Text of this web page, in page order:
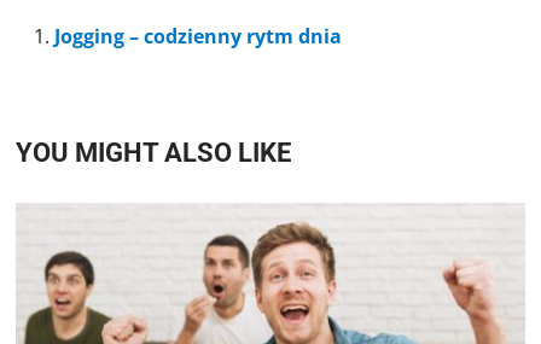
Jogging – codzienny rytm dnia
YOU MIGHT ALSO LIKE